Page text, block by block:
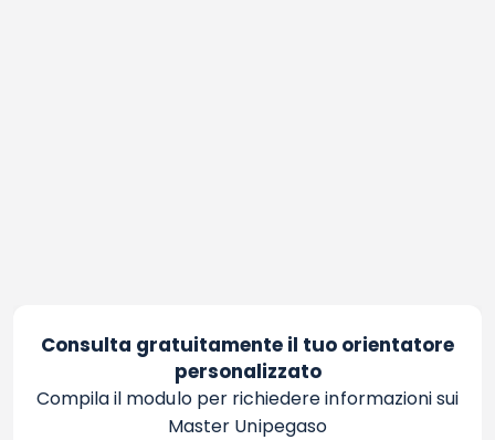
Consulta gratuitamente il tuo orientatore
personalizzato
Compila il modulo per richiedere informazioni sui
Master Unipegaso